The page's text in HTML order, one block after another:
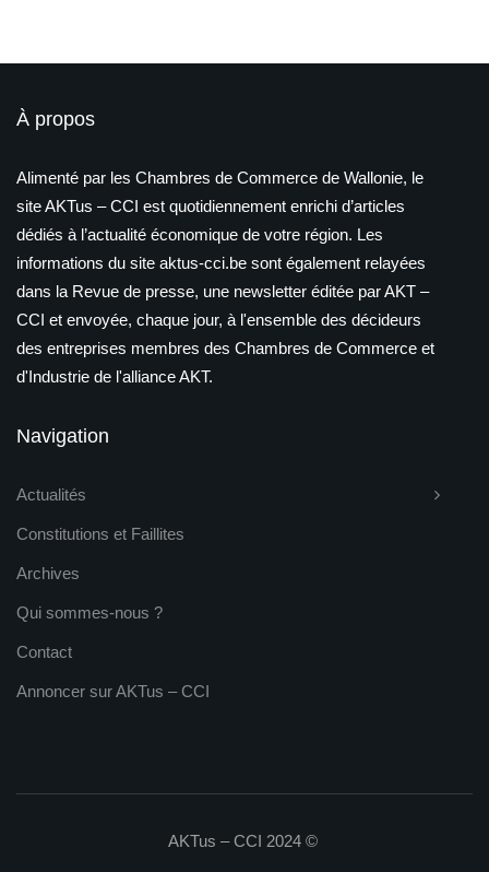
À propos
Alimenté par les Chambres de Commerce de Wallonie, le
site AKTus – CCI est quotidiennement enrichi d’articles
dédiés à l’actualité économique de votre région. Les
informations du site aktus-cci.be sont également relayées
dans la Revue de presse, une newsletter éditée par AKT –
CCI et envoyée, chaque jour, à l'ensemble des décideurs
des entreprises membres des Chambres de Commerce et
d'Industrie de l'alliance AKT.
Navigation
Actualités
Constitutions et Faillites
Archives
Qui sommes-nous ?
Contact
Annoncer sur AKTus – CCI
AKTus – CCI 2024 ©